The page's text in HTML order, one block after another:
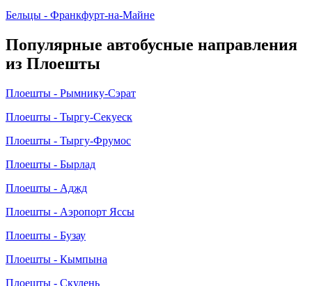
Бельцы - Франкфурт-на-Майне
Популярные автобусные направления
из Плоешты
Плоешты - Рымнику-Сэрат
Плоешты - Тыргу-Секуеск
Плоешты - Тыргу-Фрумос
Плоешты - Бырлад
Плоешты - Аджд
Плоешты - Аэропорт Яссы
Плоешты - Бузау
Плоешты - Кымпына
Плоешты - Скулень